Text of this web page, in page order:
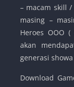
– macam skill
masing –
Heroes OOO
akan
generasi
Download